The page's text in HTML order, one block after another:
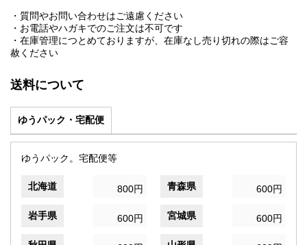
・質問やお問い合わせはご遠慮ください
・お電話やハガキでのご注文は不可です
・在庫管理につとめておりますが、在庫なし売り切れの際はご容
赦ください
送料について
ゆうパック・宅配便
ゆうパック。宅配便等
北海道 800円 青森県 600円
岩手県 600円 宮城県 600円